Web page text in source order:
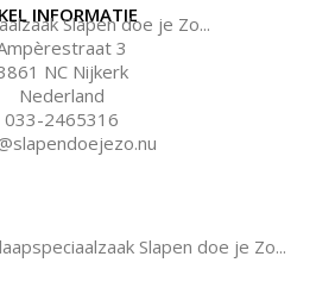
INFORMATIE
Slapen doe je Zo...
3
NC Nijkerk
Nederland
033-2465316
Slapen doe je Zo...